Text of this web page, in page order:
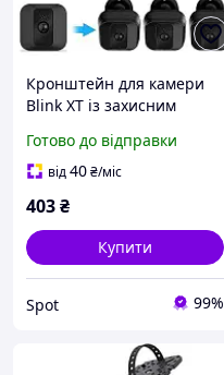
Кронштейн для камери
Blink XT із захисним
чорний 3 шт для
внутрішнього та
використання
Готово до відправки
від40₴/міс
403₴
Купити
Spot 99%